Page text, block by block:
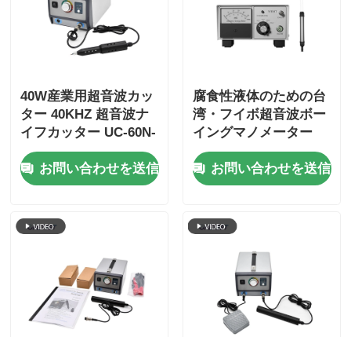
台湾・フイボ超音波器系
赤外線放射率測定器
40W産業用超音波カッ
ター 40KHZ 超音波ナ
イフカッター UC-60N-
03
お問い合わせを送信
腐食性液体のための台
湾・フイボ超音波ボー
イングマノメーター
お問い合わせを送信